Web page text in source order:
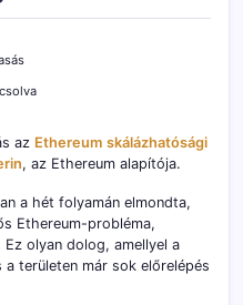
az Ethereum skálázhatósági
, az Ethereum alapítója.
a hét folyamán elmondta,
Ethereum-probléma,
olyan dolog, amellyel a
területen már sok előrelépés